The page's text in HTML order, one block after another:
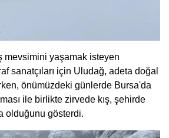
mevsimini yaşamak isteyen
sanatçıları için Uludağ, adeta doğal
önümüzdeki günlerde Bursa'da
ile birlikte zirvede kış, şehirde
olduğunu gösterdi.